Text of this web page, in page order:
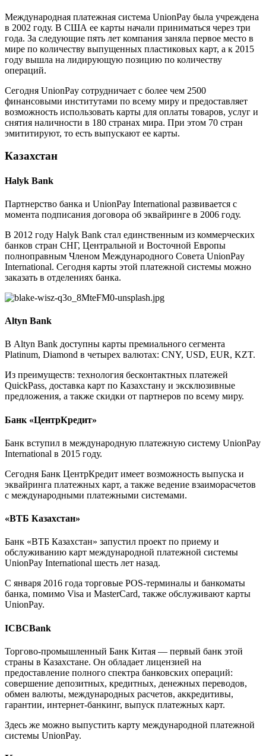
Международная платежная система UnionPay была учреждена
в 2002 году. В США ее карты начали приниматься через три
года. За следующие пять лет компания заняла первое место в
мире по количеству выпущенных пластиковых карт, а к 2015
году вышла на лидирующую позицию по количеству
операций.
Сегодня UnionPay сотрудничает с более чем 2500
финансовыми институтами по всему миру и предоставляет
возможность использовать карты для оплаты товаров, услуг и
снятия наличности в 180 странах мира. При этом 70 стран
эмититируют, то есть выпускают ее карты.
Казахстан
Halyk Bank
Партнерство банка и UnionPay International развивается с
момента подписания договора об эквайринге в 2006 году.
В 2012 году Halyk Bank стал единственным из коммерческих
банков стран СНГ, Центральной и Восточной Европы
полноправным Членом Международного Совета UnionPay
International. Сегодня карты этой платежной системы можно
заказать в отделениях банка.
Altyn Bank
В Altyn Bank доступны карты премиального сегмента
Platinum, Diamond в четырех валютах: CNY, USD, EUR, KZT.
Из преимуществ: технология бесконтактных платежей
QuickPass, доставка карт по Казахстану и эксклюзивные
предложения, а также скидки от партнеров по всему миру.
Банк «ЦентрКредит»
Банк вступил в международную платежную систему UnionPay
International в 2015 году.
Сегодня Банк ЦентрКредит имеет возможность выпуска и
эквайринга платежных карт, а также ведение взаиморасчетов
с международными платежными системами.
«ВТБ Казахстан»
Банк «ВТБ Казахстан» запустил проект по приему и
обслуживанию карт международной платежной системы
UnionPay International шесть лет назад.
С января 2016 года торговые POS-терминалы и банкоматы
банка, помимо Visa и MasterCard, также обслуживают карты
UnionPay.
ICBCBank
Торгово-промышленный Банк Китая — первый банк этой
страны в Казахстане. Он обладает лицензией на
предоставление полного спектра банковских операций:
совершение депозитных, кредитных, денежных переводов,
обмен валюты, международных расчетов, аккредитивы,
гарантии, интернет-банкинг, выпуск платежных карт.
Здесь же можно выпустить карту международной платежной
системы UnionPay.